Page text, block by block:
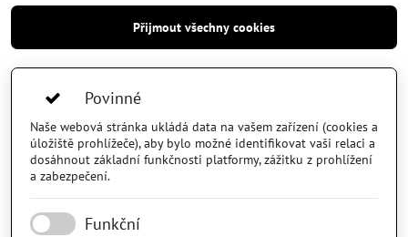
Přijmout všechny cookies
Povinné
Naše webová stránka ukládá data na vašem zařízení (cookies a
úložiště prohlížeče), aby bylo možné identifikovat vaši relaci a
dosáhnout základní funkčnosti platformy, zážitku z prohlížení
a zabezpečení.
Funkční